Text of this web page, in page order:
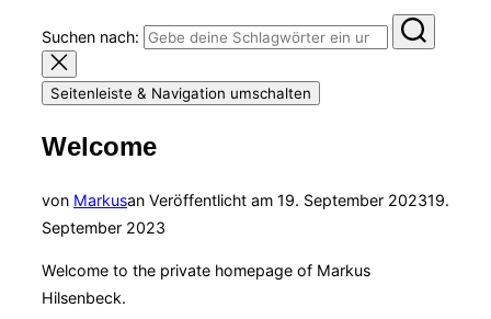
Suchen nach:
Seitenleiste & Navigation umschalten
Welcome
von Markusan Veröffentlicht am 19. September 202319.
September 2023
Welcome to the private homepage of Markus
Hilsenbeck.